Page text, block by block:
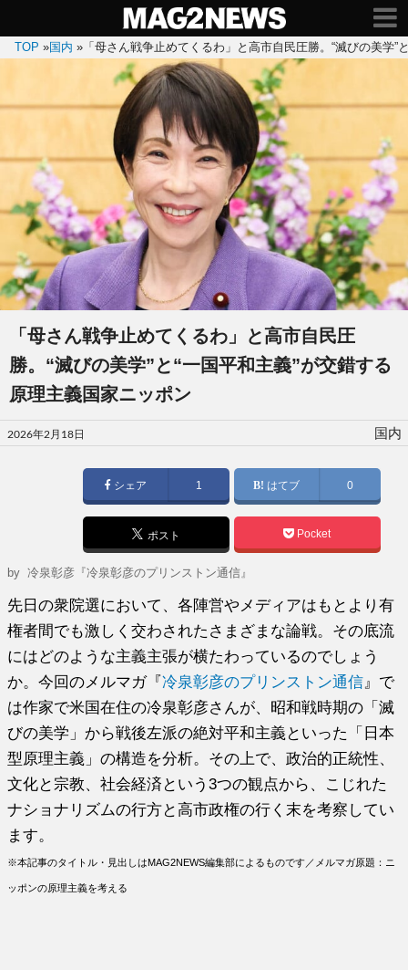
TOP »国内 » 「母さん戦争止めてくるわ」と高市自民圧勝。“滅びの美学
「母さん戦争止めてくるわ」と高市自民圧
勝。“滅びの美学”と“一国平和主義”が交錯する
原理主義国家ニッポン
投
稿
2026年2月18日 国内
シェア 1 はてブ 0
ポスト Pocket
by冷泉彰彦『冷泉彰彦のプリンストン通信』
先日の衆院選において、各陣営やメディアはもとより有
権者間でも激しく交わされたさまざまな論戦。その底流
にはどのような主義主張が横たわっているのでしょう
か。今回のメルマガ『冷泉彰彦のプリンストン通信 』で
は作家で米国在住の冷泉彰彦さんが、昭和戦時期の「滅
びの美学」から戦後左派の絶対平和主義といった「日本
型原理主義」の構造を分析。その上で、政治的正統性、
文化と宗教、社会経済という3つの観点から、こじれた
ナショナリズムの行方と高市政権の行く末を考察してい
ます。
※本記事のタイトル・見出しはMAG2NEWS編集部によるものです／メルマガ原題：ニ
ッポンの原理主義を考える